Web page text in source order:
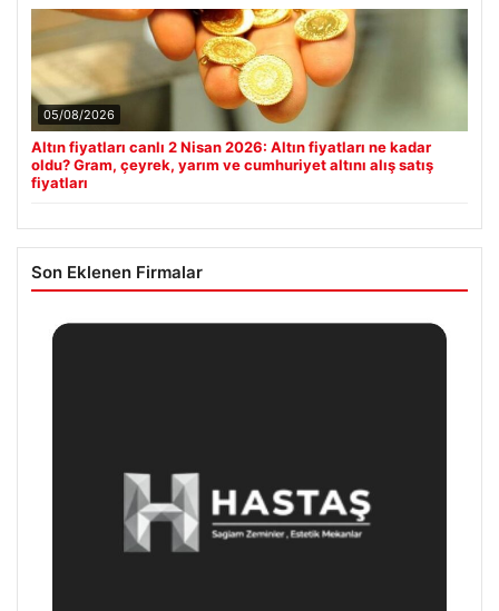
05/08/2026
Altın fiyatları canlı 2 Nisan 2026: Altın fiyatları ne kadar
oldu? Gram, çeyrek, yarım ve cumhuriyet altını alış satış
fiyatları
Son Eklenen Firmalar